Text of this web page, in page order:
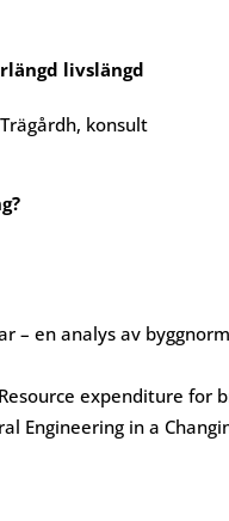
livslängd
konsult
– en analys av
expenditure
Engineering in a